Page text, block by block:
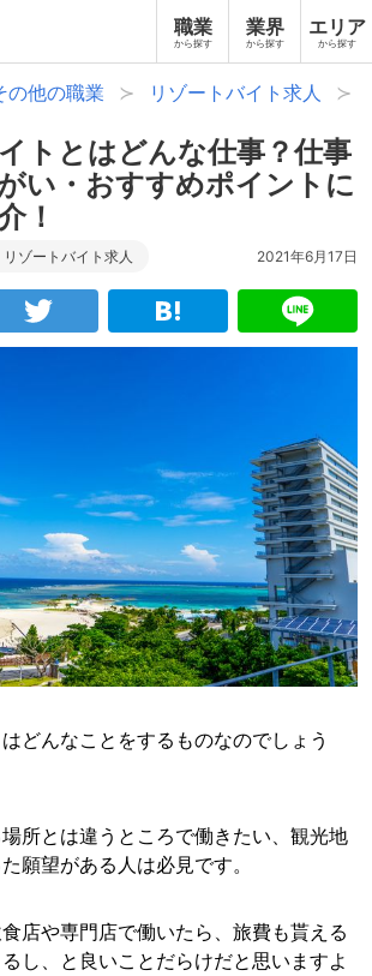
職業
から探す
業界
から探す
エリア
から探す
の他の職業 リゾートバイト求人
トとはどんな仕事？仕事
い・おすすめポイントに
！
リゾートバイト求人 2021年6月17日
どんなことをするものなのでしょう
所とは違うところで働きたい、観光地
願望がある人は必見です。
店や専門店で働いたら、旅費も貰える
し、と良いことだらけだと思いますよ